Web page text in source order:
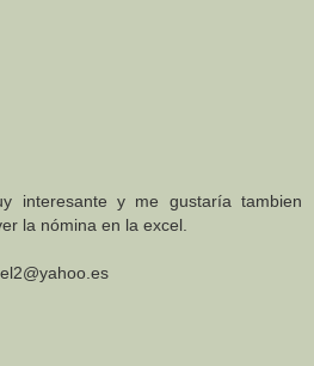
interesante y me gustaría tambien
la nómina en la excel.